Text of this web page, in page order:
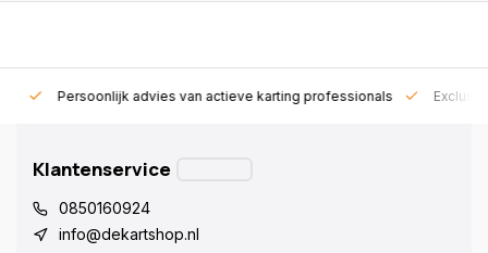
Persoonlijk advies van actieve karting professionals
Klantenservice
0850160924
info@dekartshop.nl